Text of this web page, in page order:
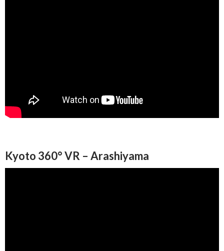
Kyoto 360° VR – Arashiyama